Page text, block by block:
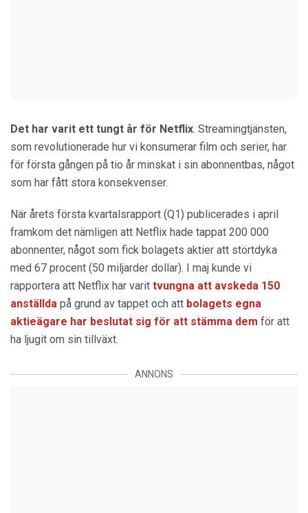
Det har varit ett tungt år för Netflix. Streamingtjänsten,
som revolutionerade hur vi konsumerar film och serier, har
för första gången på tio år minskat i sin abonnentbas, något
som har fått stora konsekvenser.
När årets första kvartalsrapport (Q1) publicerades i april
framkom det nämligen att Netflix hade tappat 200 000
abonnenter, något som fick bolagets aktier att störtdyka
med 67 procent (50 miljarder dollar). I maj kunde vi
rapportera att Netflix har varit tvungna att avskeda 150
anställda på grund av tappet och att bolagets egna
aktieägare har beslutat sig för att stämma dem för att
ha ljugit om sin tillväxt.
ANNONS